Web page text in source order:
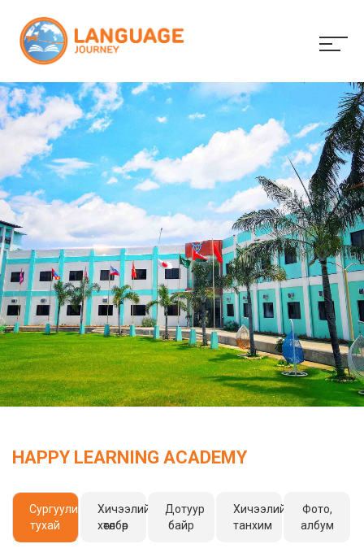
HAPPY LEARNING ACADEMY
Сургуулийн
тухай
Хичээлийн
хөтөлбөр
Дотуур
байр
Хичээлийн
танхим
Фото,
албум